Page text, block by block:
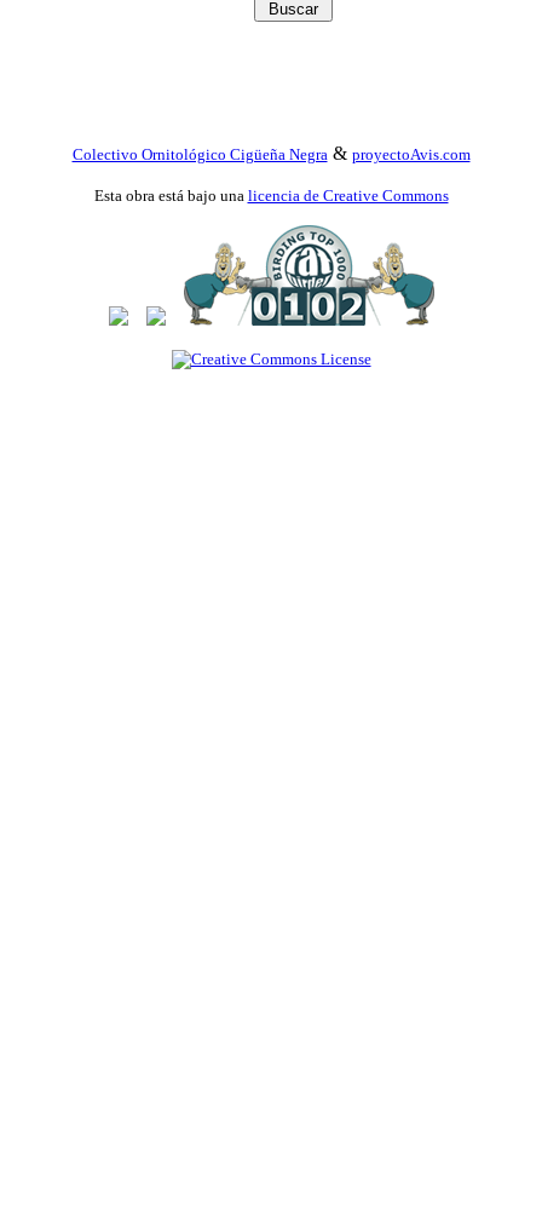
Colectivo Ornitológico Cigüeña Negra & proyectoAvis.com
Esta obra está bajo una licencia de Creative Commons